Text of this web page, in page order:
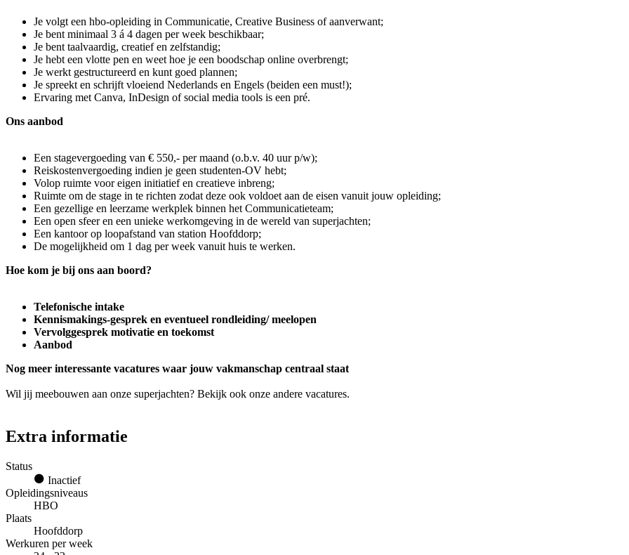
Je volgt een hbo-opleiding in Communicatie, Creative Business of aanverwant;
Je bent minimaal 3 á 4 dagen per week beschikbaar;
Je bent taalvaardig, creatief en zelfstandig;
Je hebt een vlotte pen en weet hoe je een boodschap online overbrengt;
Je werkt gestructureerd en kunt goed plannen;
Je spreekt en schrijft vloeiend Nederlands en Engels (beiden een must!);
Ervaring met Canva, InDesign of social media tools is een pré.
Ons aanbod
Een stagevergoeding van € 550,- per maand (o.b.v. 40 uur p/w);
Reiskostenvergoeding indien je geen studenten-OV hebt;
Volop ruimte voor eigen initiatief en creatieve inbreng;
Ruimte om de stage in te richten zodat deze ook voldoet aan de eisen vanuit jouw opleiding;
Een gezellige en leerzame werkplek binnen het Communicatieteam;
Een open sfeer en een unieke werkomgeving in de wereld van superjachten;
Een kantoor op loopafstand van station Hoofddorp;
De mogelijkheid om 1 dag per week vanuit huis te werken.
Hoe kom je bij ons aan boord?
Telefonische intake
Kennismakings-gesprek en eventueel rondleiding/ meelopen
Vervolggesprek motivatie en toekomst
Aanbod
Nog meer interessante vacatures waar jouw vakmanschap centraal staat
Wil jij meebouwen aan onze superjachten? Bekijk ook onze andere vacatures.
Extra informatie
Status
Inactief
Opleidingsniveaus
HBO
Plaats
Hoofddorp
Werkuren per week